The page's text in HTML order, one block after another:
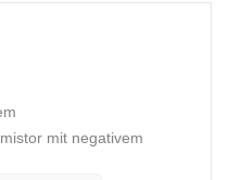
mit negativem